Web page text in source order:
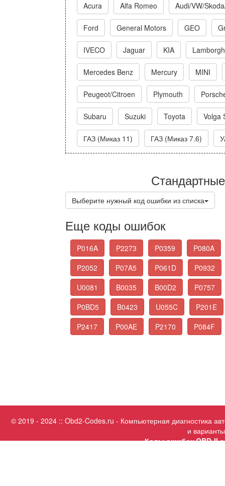
Acura Alfa Romeo Audi/VW/
Ford General Motors GEO
IVECO Jaguar KIA
Mercedes Benz Mercury MINI
Peugeot/Citroen Plymouth
Subaru Suzuki Toyota Volga
ГАЗ (Миказ 11) ГАЗ (Миказ 7.6)
Выберите нужный код ошибки из списка
Еще коды ошибок
P016A P2273 P0359
P080A
P2052
P07A5 P061D
P0932
U0081
B0035 B00D2
P0757
P0BD5
B0423 U055C
P201E
P2417
P00AE P2170 P084F
© 2019 - 2024 :: Obd2-Codes.ru - Компьютерная диагностика
и
Коды ошибок OBD-II